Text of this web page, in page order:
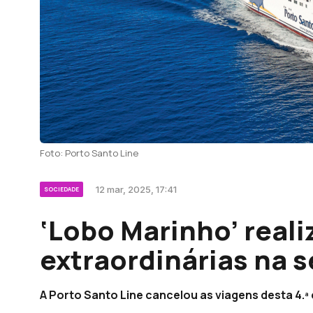
Foto: Porto Santo Line
SOCIEDADE 12 mar, 2025, 17:41
‘Lobo Marinho’
extraordinárias na
A Porto Santo Line cancelou as viagens desta